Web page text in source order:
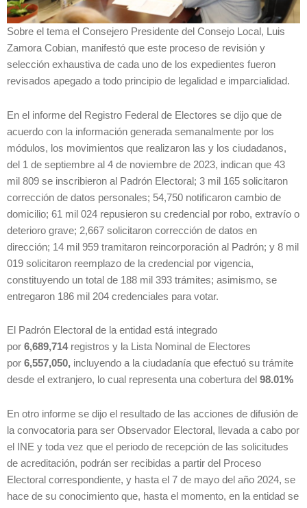
Sobre el tema el Consejero Presidente del Consejo Local, Luis
Zamora Cobian, manifestó que este proceso de revisión y
selección exhaustiva de cada uno de los expedientes fueron
revisados apegado a todo principio de legalidad e imparcialidad.
En el informe del Registro Federal de Electores se dijo que de
acuerdo con la información generada semanalmente por los
módulos, los movimientos que realizaron las y los ciudadanos,
del 1 de septiembre al 4 de noviembre de 2023, indican que 43
mil 809 se inscribieron al Padrón Electoral; 3 mil 165 solicitaron
corrección de datos personales; 54,750 notificaron cambio de
domicilio; 61 mil 024 repusieron su credencial por robo, extravío o
deterioro grave; 2,667 solicitaron corrección de datos en
dirección; 14 mil 959 tramitaron reincorporación al Padrón; y 8 mil
019 solicitaron reemplazo de la credencial por vigencia,
constituyendo un total de 188 mil 393 trámites; asimismo, se
entregaron 186 mil 204 credenciales para votar.
El Padrón Electoral de la entidad está integrado
por 6,689,714 registros y la Lista Nominal de Electores
por 6,557,050, incluyendo a la ciudadanía que efectuó su trámite
desde el extranjero, lo cual representa una cobertura del 98.01%
En otro informe se dijo el resultado de las acciones de difusión de
la convocatoria para ser Observador Electoral, llevada a cabo por
el INE y toda vez que el periodo de recepción de las solicitudes
de acreditación, podrán ser recibidas a partir del Proceso
Electoral correspondiente, y hasta el 7 de mayo del año 2024, se
hace de su conocimiento que, hasta el momento, en la entidad se